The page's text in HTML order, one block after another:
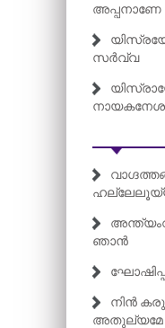
അപ്പനാണേ
സർവ്വ
ഞാൻ
നിൻ
അതുല്യമേ